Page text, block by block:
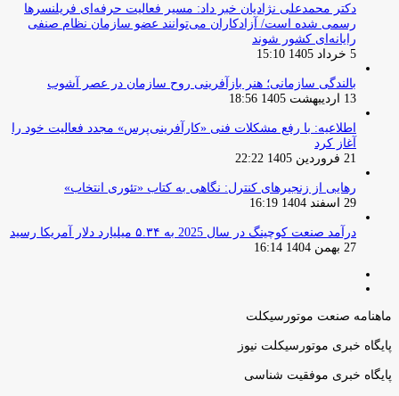
دکتر محمدعلی نژادیان خبر داد: مسیر فعالیت حرفه‌ای فریلنسرها
رسمی شده است/ آزادکاران می‌توانند عضو سازمان نظام صنفی
رایانه‌ای کشور شوند
5 خرداد 1405 15:10
بالندگی سازمانی؛ هنر بازآفرینی روح سازمان در عصر آشوب
13 اردیبهشت 1405 18:56
اطلاعیه: با رفع مشکلات فنی «کارآفرینی‌پرس» مجدد فعالیت خود را
آغاز کرد
21 فروردین 1405 22:22
رهایی از زنجیرهای کنترل: نگاهی به کتاب «تئوری انتخاب»
29 اسفند 1404 16:19
درآمد صنعت کوچینگ در سال 2025 به ۵.۳۴ میلیارد دلار آمریکا رسید
27 بهمن 1404 16:14
ماهنامه صنعت موتورسیکلت
پایگاه خبری موتورسیکلت نیوز
پایگاه خبری موفقیت شناسی